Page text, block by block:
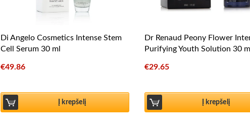
Di Angelo Cosmetics Intense Stem
Cell Serum 30 ml
€49.86
Į krepšelį
Dr Renaud Peony Flower
Purifying Youth Solution 30 ml
€29.65
Į krepšelį